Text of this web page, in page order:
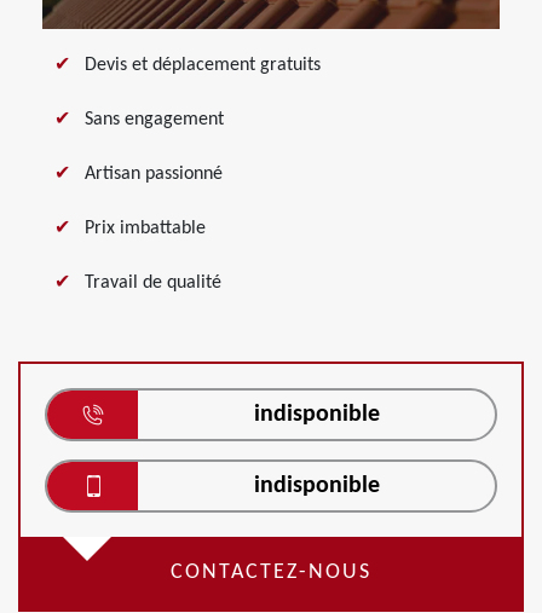
Devis et déplacement gratuits
Sans engagement
Artisan passionné
Prix imbattable
Travail de qualité
indisponible
indisponible
CONTACTEZ-NOUS